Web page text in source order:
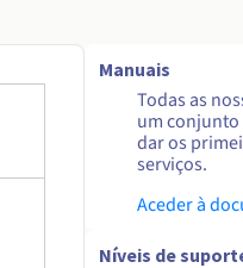
Manuais
Todas as
um conjunto
dar os
serviços.
Aceder à
Níveis de